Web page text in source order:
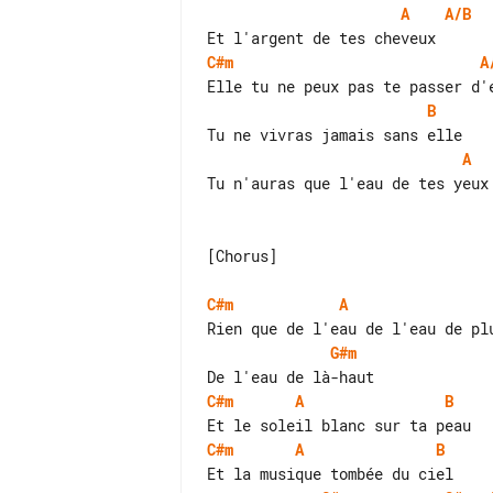
A
A/B
C#m
B
A
Tu n'auras que l'eau de tes yeux
[Chorus]
C#m A
G#m
C#m
A
B
C#m
A
B